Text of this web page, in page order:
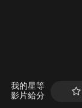
我的星等
影片給分